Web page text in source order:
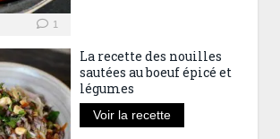
1
La recette des nouilles
sautées au boeuf épicé et
légumes
Voir la recette